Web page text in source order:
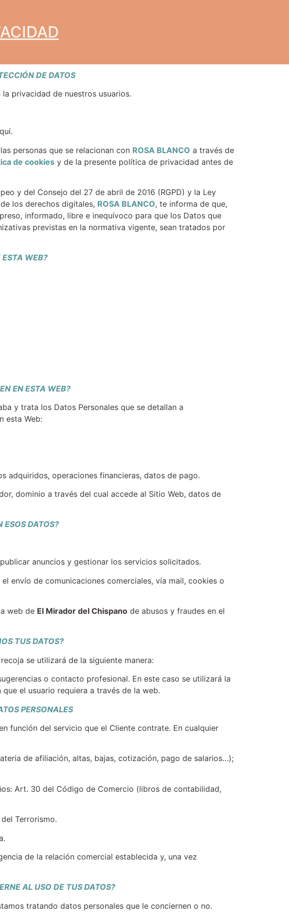
DE DATOS
privacidad de nuestros usuarios.
personas que se relacionan con ROSA BLANCO a través de
de cookies y de la presente política de privacidad antes de
y del Consejo del 27 de abril de 2016 (RGPD) y la Ley
los derechos digitales, ROSA BLANCO, te informa de que,
informado, libre e inequívoco para que los Datos que
previstas en la normativa vigente, sean tratados por
ESTA WEB?
EN ESTA WEB?
y trata los Datos Personales que se detallan a
esta Web:
adquiridos, operaciones financieras, datos de pago.
dominio a través del cual accede al Sitio Web, datos de
ESOS DATOS?
anuncios y gestionar los servicios solicitados.
envío de comunicaciones comerciales, vía mail, cookies o
web de El Mirador del Chispano de abusos y fraudes en el
TUS DATOS?
se utilizará de la siguiente manera:
o contacto profesional. En este caso se utilizará la
el usuario requiera a través de la web.
PERSONALES
función del servicio que el Cliente contrate. En cualquier
de afiliación, altas, bajas, cotización, pago de salarios…);
Art. 30 del Código de Comercio (libros de contabilidad,
Terrorismo.
de la relación comercial establecida y, una vez
AL USO DE TUS DATOS?
tratando datos personales que le conciernen o no.